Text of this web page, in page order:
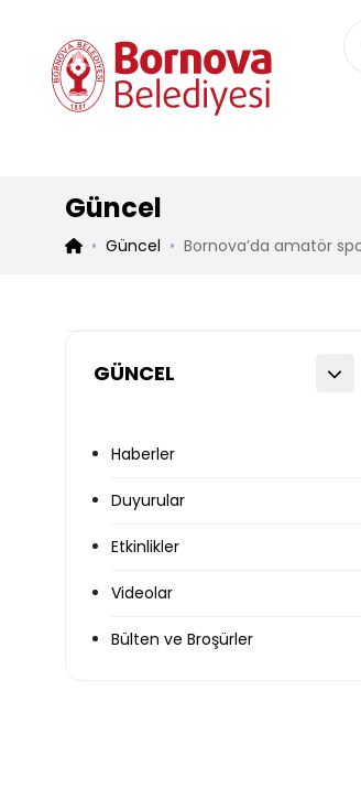
Güncel
Güncel Bornova’da amatör
GÜNCEL
Haberler
Duyurular
Etkinlikler
Videolar
Bülten ve Broşürler